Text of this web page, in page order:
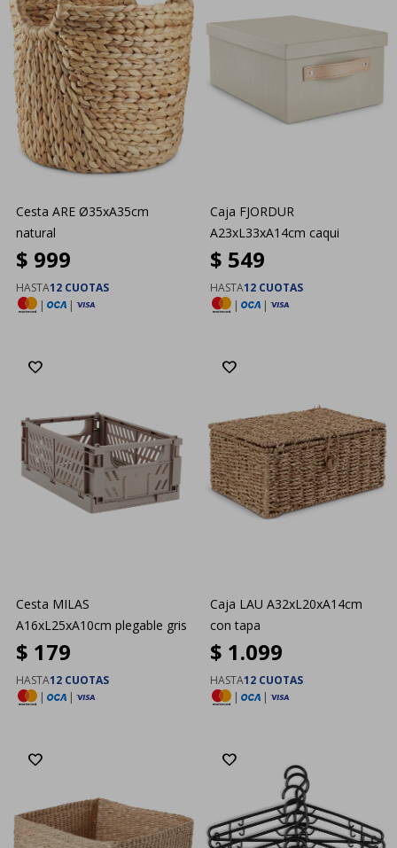
Cesta ARE Ø35xA35cm
natural
$ 999
HASTA12 CUOTAS
|
|
Caja FJORDUR
A23xL33xA14cm caqui
$ 549
HASTA12 CUOTAS
|
|
Cesta MILAS
A16xL25xA10cm plegable gris
$ 179
HASTA12 CUOTAS
|
|
Caja LAU A32xL20xA14cm
con tapa
$ 1.099
HASTA12 CUOTAS
|
|